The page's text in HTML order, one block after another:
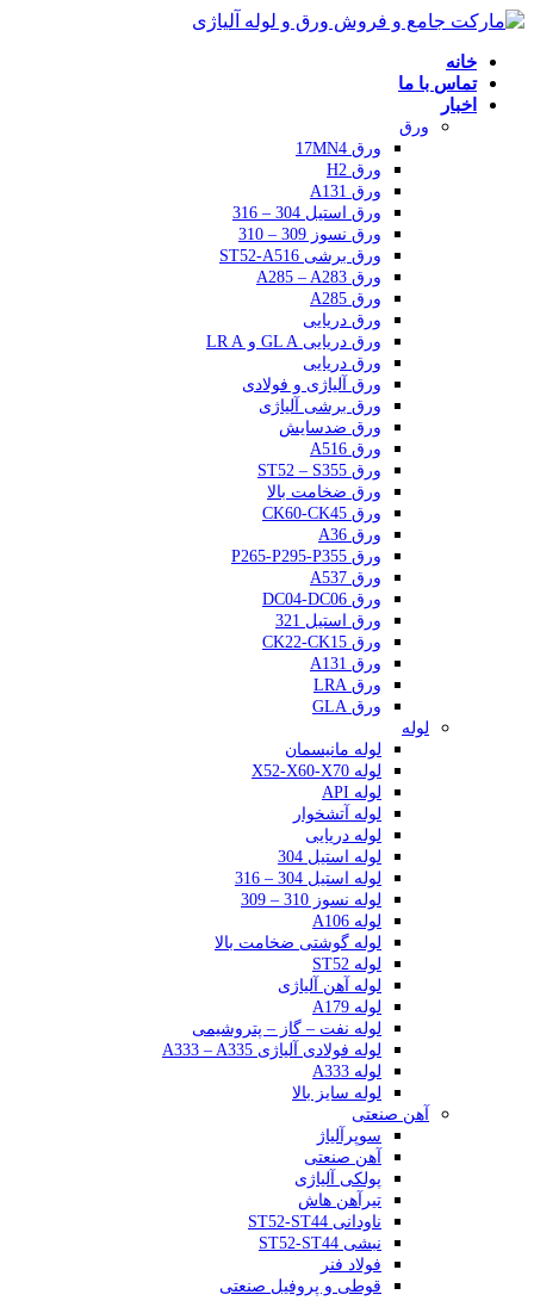
خانه
تماس با ما
اخبار
ورق
ورق 17MN4
ورق H2
ورق A131
ورق استیل 304 – 316
ورق نسوز 309 – 310
ورق برشی ST52-A516
ورق A285 – A283
ورق A285
ورق دریایی
ورق دریایی GL A و LR A
ورق دریایی
ورق آلیاژی و فولادی
ورق برشی آلیاژی
ورق ضدسایش
ورق A516
ورق ST52 – S355
ورق ضخامت بالا
ورق CK60-CK45
ورق A36
ورق P265-P295-P355
ورق A537
ورق DC04-DC06
ورق استیل 321
ورق CK22-CK15
ورق A131
ورق LRA
ورق GLA
لوله
لوله مانیسمان
لوله X52-X60-X70
لوله API
لوله آتشخوار
لوله دریایی
لوله استیل 304
لوله استیل 304 – 316
لوله نسوز 310 – 309
لوله A106
لوله گوشتی ضخامت بالا
لوله ST52
لوله آهن آلیاژی
لوله A179
لوله نفت – گاز – پتروشیمی
لوله فولادی آلیاژی A333 – A335
لوله A333
لوله سایز بالا
آهن صنعتی
سوپرآلیاژ
آهن صنعتی
پولکی آلیاژی
تیرآهن هاش
ناودانی ST52-ST44
نبشی ST52-ST44
فولاد فنر
قوطی و پروفیل صنعتی